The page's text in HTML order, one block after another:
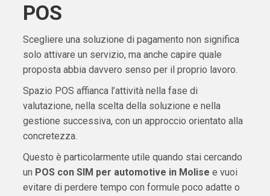
POS
Scegliere una soluzione di pagamento non significa
solo attivare un servizio, ma anche capire quale
proposta abbia davvero senso per il proprio lavoro.
Spazio POS affianca l’attività nella fase di
valutazione, nella scelta della soluzione e nella
gestione successiva, con un approccio orientato alla
concretezza.
Questo è particolarmente utile quando stai cercando
un POS con SIM per automotive in Molise e vuoi
evitare di perdere tempo con formule poco adatte o